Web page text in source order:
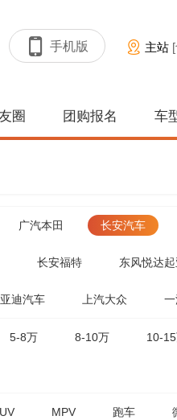
手机版 主站
圈 团购报名 车
广汽本田 长安汽车
长安福特 东风悦达起
迪汽车 上汽大众 一
5-8万 8-10万 10-
MPV 跑车